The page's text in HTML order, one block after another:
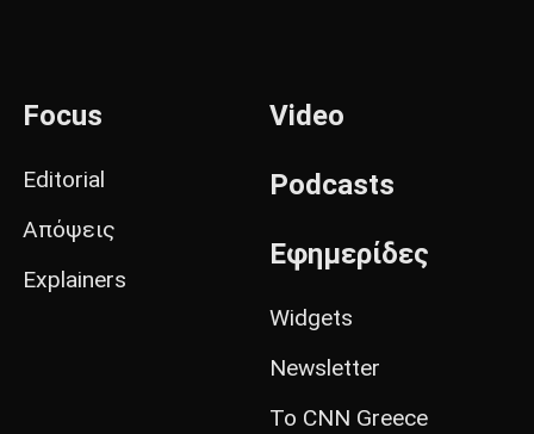
Focus
Editorial
Απόψεις
Explainers
Video
Podcasts
Εφημερίδες
Widgets
Newsletter
Το CNN Greece